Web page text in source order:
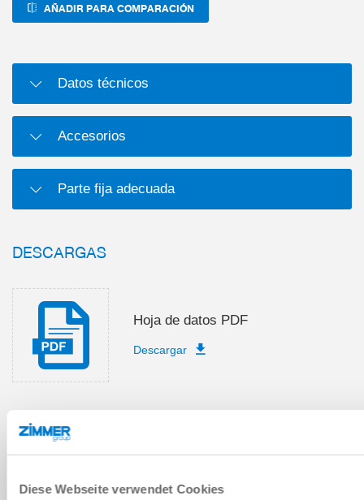
Diese Webseite verwendet Cookies
AÑADIR PARA COMPARACIÓN
Datos técnicos
Accesorios
Parte fija adecuada
DESCARGAS
Hoja de datos PDF
Descargar
Lista de piezas de recambio